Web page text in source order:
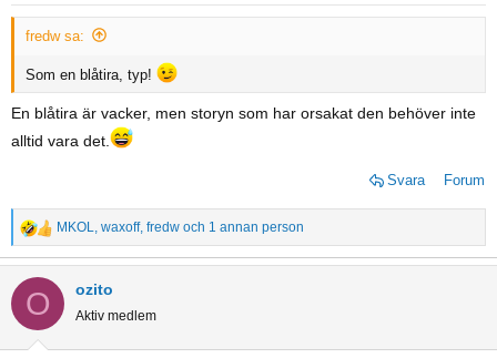
n
fredw sa:
Som en blåtira, typ!
En blåtira är vacker, men storyn som har orsakat den behöver inte
alltid vara det.
Svara Forum
R
e
a
t
i
MKOL, waxoff, fredw och 1 annan person
O ozito
Aktiv medlem